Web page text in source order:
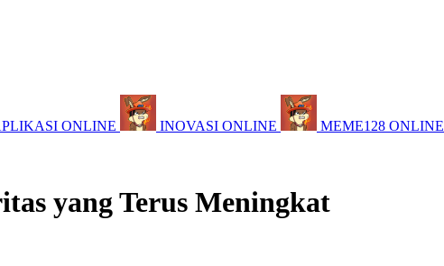
ONLINE INOVASI ONLINE MEME128 ONLINE
yang Terus Meningkat